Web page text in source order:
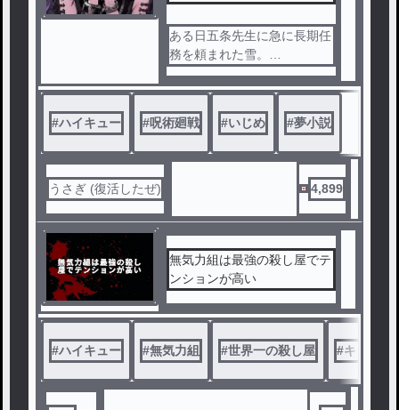
ある日五条先生に急に長期任
務を頼まれた雪。
しぶしぶ向かった任務先では
ぶりっ子が!?
#ハイキュー #呪術廻戦 #いじめ #夢小説
うさぎ (復活したぜ) 4,899
無気力組は最強の殺し屋でテ
ンションが高い
#ハイキュー #無気力組 #世界一の殺し屋 #キャラ崩